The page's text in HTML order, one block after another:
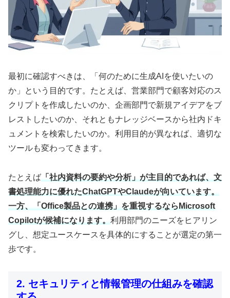
最初に確認すべきは、「何のために生成AIを使いたいの
か」という目的です。たとえば、営業部門で顧客対応のス
クリプトを作成したいのか、企画部門で新規アイデアをブ
レストしたいのか、それともナレッジベースから社内ドキ
ュメントを検索したいのか。利用目的が異なれば、適切な
ツールも変わってきます。
たとえば 「社内資料の要約や分析」が主目的であれば、文
書処理能力に優れたChatGPTやClaudeが向いています。
一方、「Office製品との連携」を重視するならMicrosoft
Copilotが候補になります。 利用部門のニーズをヒアリン
グし、想定ユースケースを具体的にすることが選定の第一
歩です。
2. セキュリティと情報管理の仕組みを確認